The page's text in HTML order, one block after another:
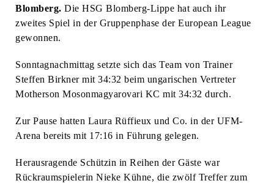
Blomberg. Die HSG Blomberg-Lippe hat auch ihr
zweites Spiel in der Gruppenphase der European League
gewonnen.
Sonntagnachmittag setzte sich das Team von Trainer
Steffen Birkner mit 34:32 beim ungarischen Vertreter
Motherson Mosonmagyarovari KC mit 34:32 durch.
Zur Pause hatten Laura Rüffieux und Co. in der UFM-
Arena bereits mit 17:16 in Führung gelegen.
Herausragende Schützin in Reihen der Gäste war
Rückraumspielerin Nieke Kühne, die zwölf Treffer zum